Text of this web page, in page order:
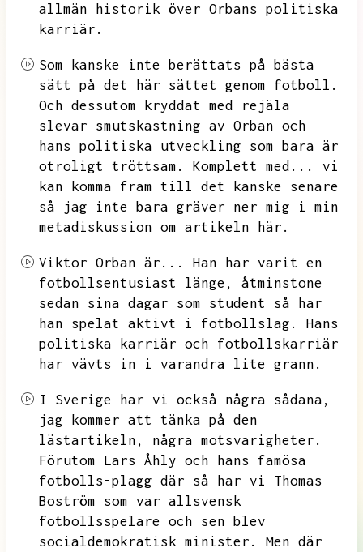
allmän historik över Orbans politiska
karriär.
Som kanske inte berättats på bästa
sätt på det här sättet genom fotboll.
Och dessutom kryddat med rejäla
slevar smutskastning av Orban och
hans politiska utveckling som bara är
otroligt tröttsam.
Komplett med...
vi
kan komma fram till det kanske senare
så jag inte bara gräver ner mig i min
metadiskussion om artikeln här.
Viktor Orban är...
Han har varit en
fotbollsentusiast länge,
åtminstone
sedan sina dagar som student så har
han spelat aktivt i fotbollslag.
Hans
politiska karriär och fotbollskarriär
har vävts in i varandra lite grann.
I Sverige har vi också några sådana,
jag kommer att tänka på den
lästartikeln,
några motsvarigheter.
Förutom Lars Åhly och hans famösa
fotbolls-plagg där så har vi Thomas
Boström som var allsvensk
fotbollsspelare och sen blev
socialdemokratisk minister.
Men där